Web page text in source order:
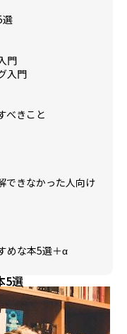
選
門
入門
べきこと
できなかった人向け
めな本5選＋α
5選